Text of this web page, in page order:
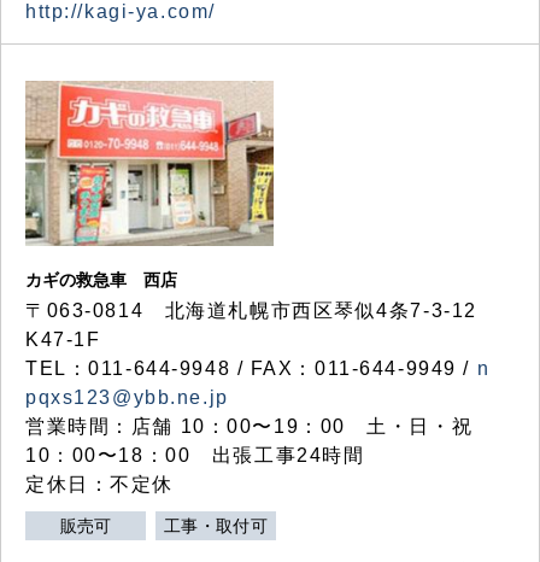
http://kagi-ya.com/
カギの救急車 西店
〒063-0814 北海道札幌市西区琴似4条7-3-12
K47-1F
TEL：011-644-9948 / FAX：011-644-9949 / n
pqxs123@ybb.ne.jp
営業時間：店舗 10：00〜19：00 土・日・祝
10：00〜18：00 出張工事24時間
定休日：不定休
販売可 工事・取付可